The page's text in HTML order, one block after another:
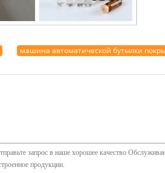
машина автоматической бутылки